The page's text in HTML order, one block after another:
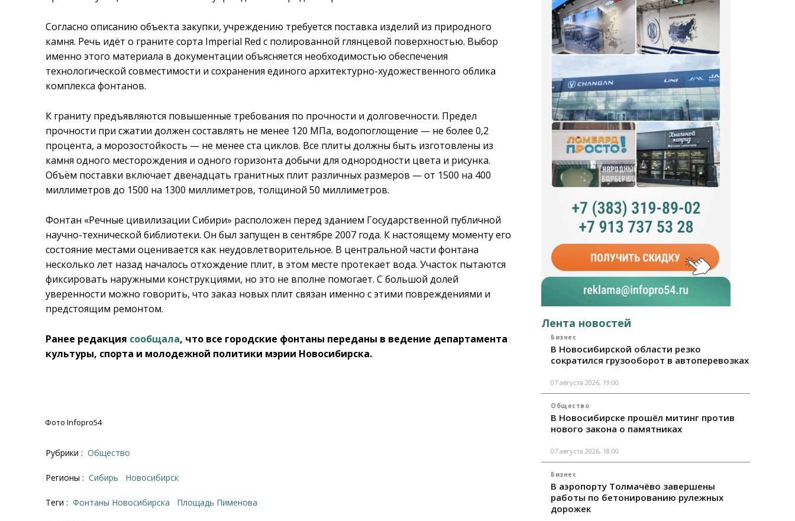
Согласно описанию объекта закупки, учреждению требуется поставка изделий из природного
камня. Речь идёт о граните сорта Imperial Red с полированной глянцевой поверхностью. Выбор
именно этого материала в документации объясняется необходимостью обеспечения
технологической совместимости и сохранения единого архитектурно-художественного облика
комплекса фонтанов.
К граниту предъявляются повышенные требования по прочности и долговечности. Предел
прочности при сжатии должен составлять не менее 120 МПа, водопоглощение — не более 0,2
процента, а морозостойкость — не менее ста циклов. Все плиты должны быть изготовлены из
камня одного месторождения и одного горизонта добычи для однородности цвета и рисунка.
Объём поставки включает двенадцать гранитных плит различных размеров — от 1500 на 400
миллиметров до 1500 на 1300 миллиметров, толщиной 50 миллиметров.
Фонтан «Речные цивилизации Сибири» расположен перед зданием Государственной публичной
научно-технической библиотеки. Он был запущен в сентябре 2007 года. К настоящему моменту его
состояние местами оценивается как неудовлетворительное. В центральной части фонтана
несколько лет назад началось отхождение плит, в этом месте протекает вода. Участок пытаются
фиксировать наружными конструкциями, но это не вполне помогает. С большой долей
уверенности можно говорить, что заказ новых плит связан именно с этими повреждениями и
предстоящим ремонтом.
Ранее редакция сообщала, что все городские фонтаны переданы в ведение департамента
культуры, спорта и молодежной политики мэрии Новосибирска.
Фото Infopro54
Рубрики : Общество
Регионы : Сибирь Новосибирск
Теги : фонтаны Новосибирска площадь Пименова
Лента новостей
Бизнес
В Новосибирской области резко
сократился грузооборот в автоперевозках
07 августа 2026, 19:00
Общество
В Новосибирске прошёл митинг против
нового закона о памятниках
07 августа 2026, 18:00
Бизнес
В аэропорту Толмачёво завершены
работы по бетонированию рулежных
дорожек